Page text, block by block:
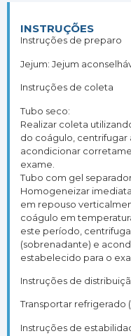
INSTRUÇÕES
Instruções de preparo
Jejum: Jejum
Instruções de coleta
Tubo seco:
Realizar coleta
do coágulo, centrifugar
acondicionar
exame.
Tubo com gel
Homogeneizar
em repouso
coágulo em
este período,
(sobrenadante) e
estabelecido para o
Instruções de
Transportar refrigerado
Instruções de